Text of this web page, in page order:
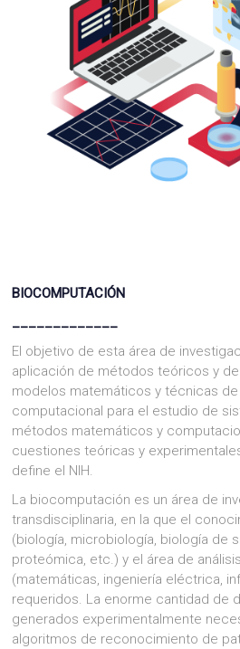
BIOCOMPUTACIÓN
_____________
El objetivo de esta área de
aplicación de métodos teóricos y
modelos matemáticos y técnicas de
computacional para el estudio de
métodos matemáticos y
cuestiones teóricas y
define el NIH.
La biocomputación es un área de
transdisciplinaria, en la que el
(biología, microbiología, biología de
proteómica, etc.) y el área de
(matemáticas, ingeniería eléctrica,
requeridos. La enorme cantidad de
generados experimentalmente
algoritmos de reconocimiento de